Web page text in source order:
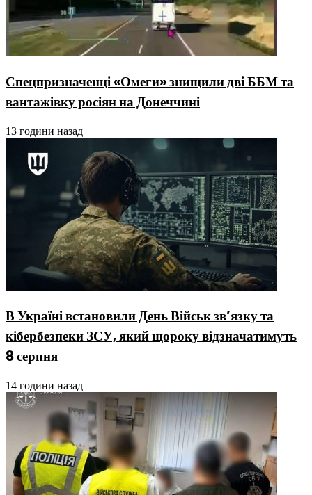
Спецпризначенці «Омеги» знищили дві ББМ та
вантажівку росіян на Донеччині
13 години назад
В Україні встановили День Військ зв’язку та
кібербезпеки ЗСУ, який щороку відзначатимуть
8 серпня
14 години назад